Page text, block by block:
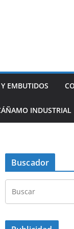
EMBUTIDOS
INDUSTRIAL
Buscador